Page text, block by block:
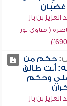
غضبان
العزيز بن باز
( فتاوى نور
حكم من
أنت طالق
وحكم
العزيز بن باز